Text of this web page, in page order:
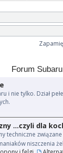
Forum Subaru
i nie tylko. Dział
...czyli dla
techniczne
niszczenia